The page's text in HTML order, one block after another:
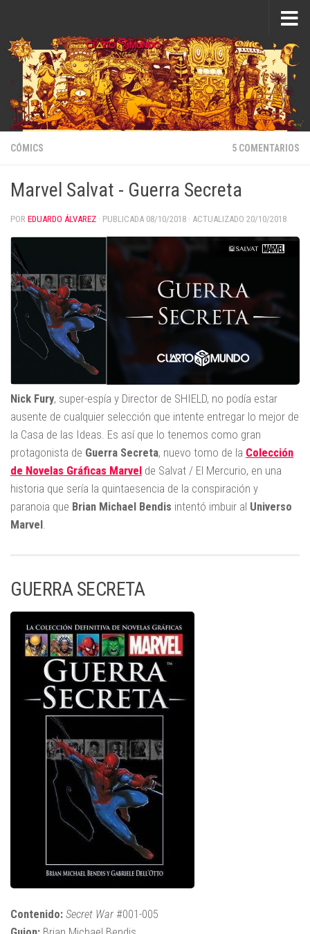
CÓMICS 5 COMENTARIOS
Marvel Salvat - Guerra Secreta
POR EDUARDO ÁLVAREZ · PUBLICADA 08/10/2018 · ACTUALIZADO 20/10/2018
Nick Fury, super-espía y Director de SHIELD, no podía estar
ausente de cualquier selección que intente entregar lo mejor de
la Casa de las Ideas. Es así que lo tenemos como gran
protagonista de Guerra Secreta, nuevo tomo de la Colección
de Novelas Gráficas Marvel de Salvat / El Mercurio, en una
historia que sería la quintaesencia de la conspiración y
paranoia que Brian Michael Bendis intentó imbuir al Universo
Marvel.
GUERRA SECRETA
Contenido: Secret War #001-005